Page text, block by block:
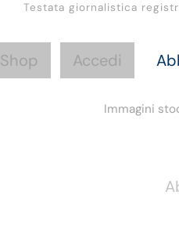
Testata giornalistica
Shop Accedi
Immagini